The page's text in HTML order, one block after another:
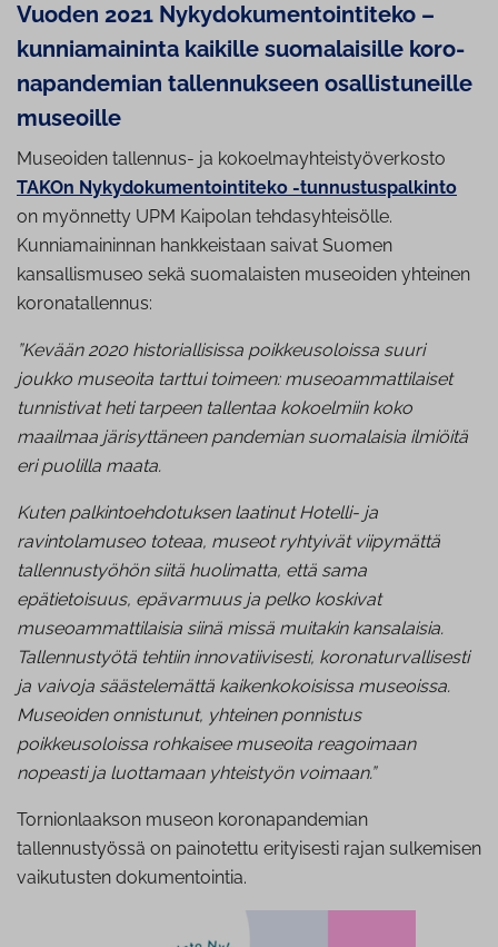
Vuoden 2021 Ny­ky­do­ku­men­toin­ti­te­ko –
kun­nia­mai­nin­ta kaikille suo­ma­lai­sil­le ko­ro­
na­pan­de­mian tal­len­nuk­seen osal­lis­tu­neil­le
museoille
Museoiden tallennus- ja kokoelmayhteistyöverkosto
TAKOn Nykydokumentointiteko -tunnustuspalkinto
on myönnetty UPM Kaipolan tehdasyhteisölle.
Kunniamaininnan hankkeistaan saivat Suomen
kansallismuseo sekä suomalaisten museoiden yhteinen
koronatallennus:
”Kevään 2020 historiallisissa poikkeusoloissa suuri
joukko museoita tarttui toimeen: museoammattilaiset
tunnistivat heti tarpeen tallentaa kokoelmiin koko
maailmaa järisyttäneen pandemian suomalaisia ilmiöitä
eri puolilla maata.
Kuten palkintoehdotuksen laatinut Hotelli- ja
ravintolamuseo toteaa, museot ryhtyivät viipymättä
tallennustyöhön siitä huolimatta, että sama
epätietoisuus, epävarmuus ja pelko koskivat
museoammattilaisia siinä missä muitakin kansalaisia.
Tallennustyötä tehtiin innovatiivisesti, koronaturvallisesti
ja vaivoja säästelemättä kaikenkokoisissa museoissa.
Museoiden onnistunut, yhteinen ponnistus
poikkeusoloissa rohkaisee museoita reagoimaan
nopeasti ja luottamaan yhteistyön voimaan.”
Tornionlaakson museon koronapandemian
tallennustyössä on painotettu erityisesti rajan sulkemisen
vaikutusten dokumentointia.